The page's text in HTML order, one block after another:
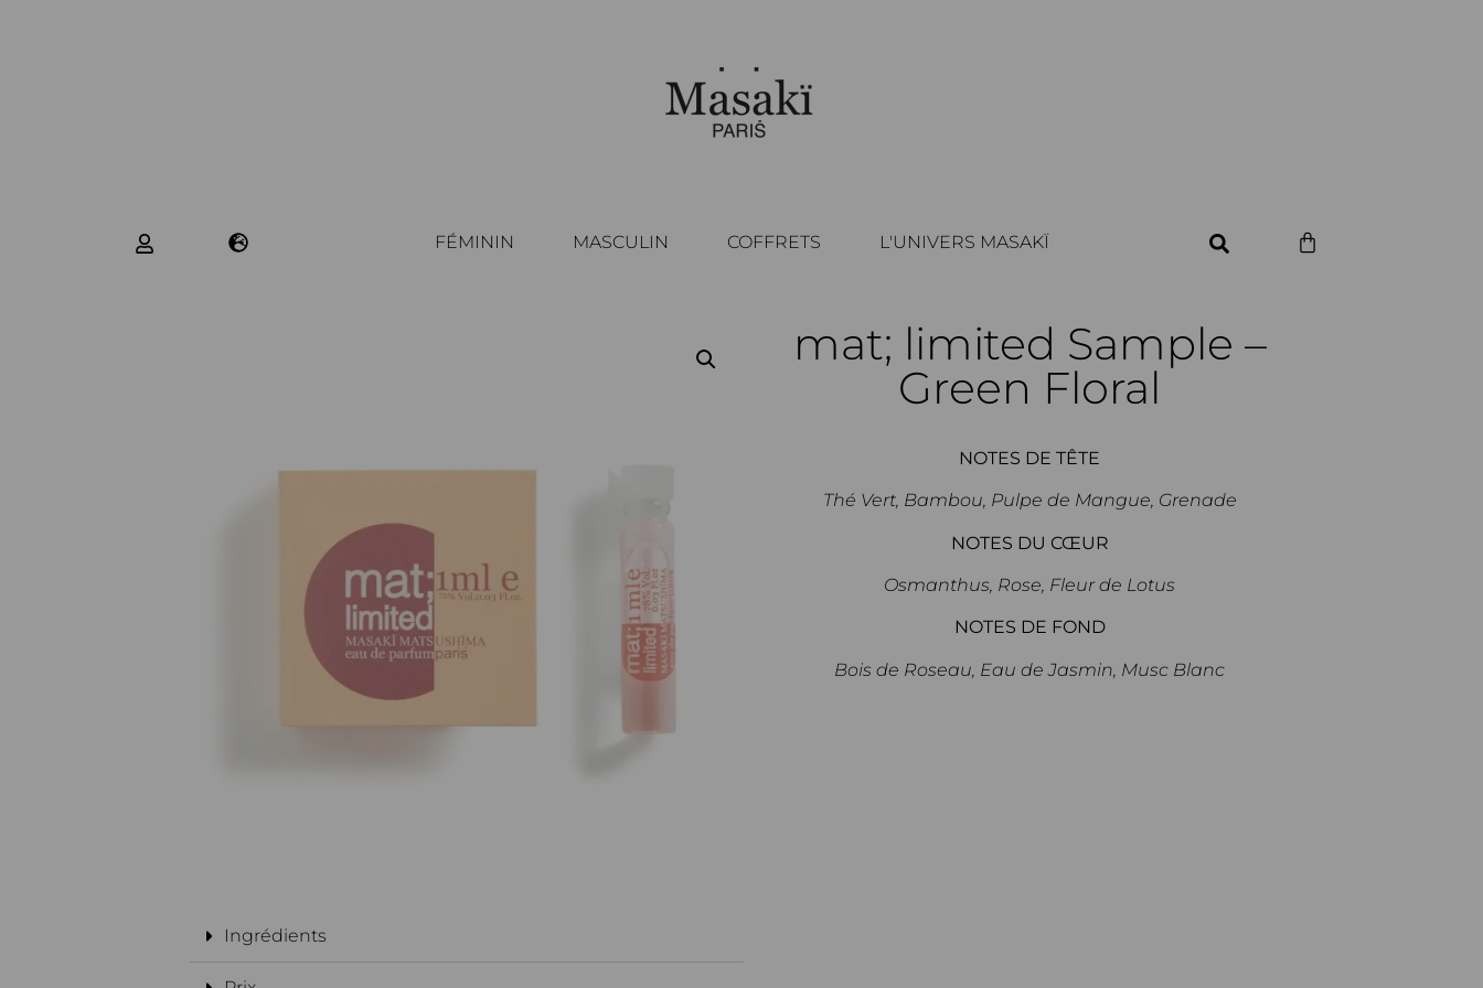
FÉMININ MASCULIN COFFRETS L'UNIVERS MASAKÏ
Ingrédients
mat; limited Sample –
Green Floral
NOTES DE TÊTE
Thé Vert, Bambou, Pulpe de Mangue, Grenade
NOTES DU CŒUR
Osmanthus, Rose, Fleur de Lotus
NOTES DE FOND
Bois de Roseau, Eau de Jasmin, Musc Blanc